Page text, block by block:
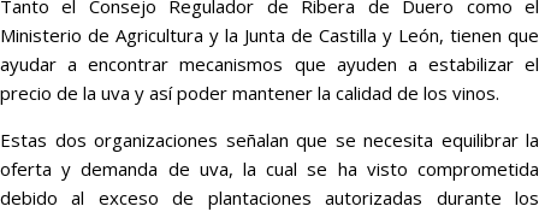
Tanto el Consejo Regulador de Ribera de Duero como el
Ministerio de Agricultura y la Junta de Castilla y León, tienen que
ayudar a encontrar mecanismos que ayuden a estabilizar el
precio de la uva y así poder mantener la calidad de los vinos.
Estas dos organizaciones señalan que se necesita equilibrar la
oferta y demanda de uva, la cual se ha visto comprometida
debido al exceso de plantaciones autorizadas durante los